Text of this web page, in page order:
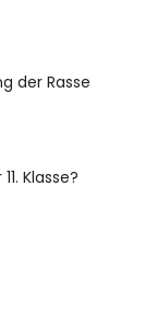
der Rasse
Klasse?